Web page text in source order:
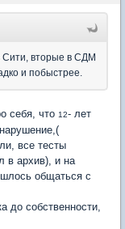
Сити, вторые в СДМ
и побыстрее.
себя, что 12- лет
все тесты
в архив), и на
общаться с
до собственности,